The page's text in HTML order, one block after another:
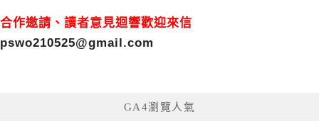
合作邀請、讀者意見迴響歡迎來信
pswo210525@gmail.com
GA4瀏覽人氣